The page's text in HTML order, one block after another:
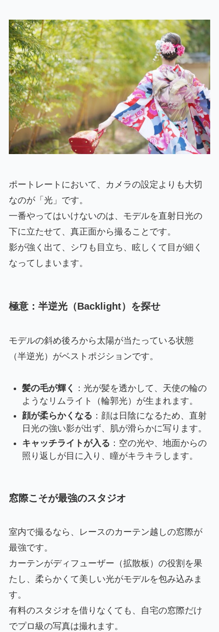
ポートレートにおいて、カメラの設定よりも大切
なのが「光」です。
一番やってはいけないのは、モデルを直射日光の
下に立たせて、真正面から撮ることです。
影が強く出て、シワも目立ち、眩しくて目が細く
なってしまいます。
極意：半逆光（Backlight）を探せ
モデルの斜め後ろから太陽が当たっている状態
（半逆光）がベストポジションです。
髪の毛が輝く
：光が髪を透かして、天使の輪の
ようなリムライト（輪郭光）が生まれます。
顔が柔らかくなる ：顔は日陰になるため、直射
日光の強い影が出ず、肌が滑らかに写ります。
キャッチライトが入る ：空の光や、地面からの
照り返しが目に入り、瞳がキラキラします。
窓際こそが最強のスタジオ
室内で撮るなら、レースのカーテン越しの窓際が
最強です。
カーテンがディフューザー（拡散板）の役割を果
たし、柔らかくて美しい光がモデルを包み込みま
す。
有料のスタジオを借りなくても、自宅の窓際だけ
でプロ級の写真は撮れます。